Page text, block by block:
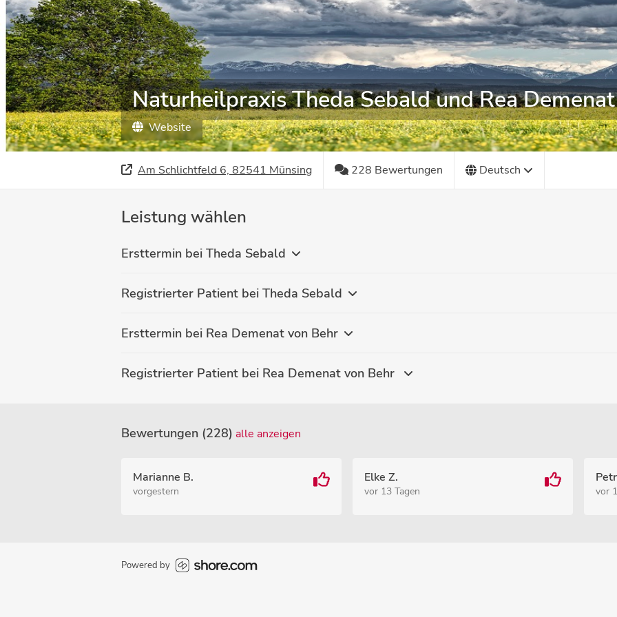
Naturheilpraxis Theda Sebald und Rea
Website
Am Schlichtfeld 6, 82541 Münsing 228 Bewertungen Deutsch
Leistung wählen
Ersttermin bei Theda Sebald
Registrierter Patient bei Theda Sebald
Ersttermin bei Rea Demenat von Behr
Registrierter Patient bei Rea Demenat von Behr
Bewertungen (228) alle anzeigen
Marianne B.
vorgestern
Elke Z.
vor 13 Tagen vor
Powered by